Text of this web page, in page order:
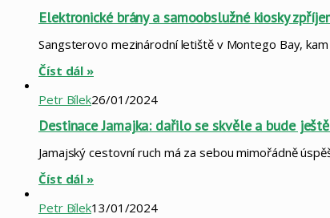
Elektronické brány a samoobslužné kiosky
Sangsterovo mezinárodní letiště v Montego Bay,
Číst dál »
Petr Bílek26/01/2024
Destinace Jamajka: dařilo se skvěle a bude
Jamajský cestovní ruch má za sebou mimořádně
Číst dál »
Petr Bílek13/01/2024